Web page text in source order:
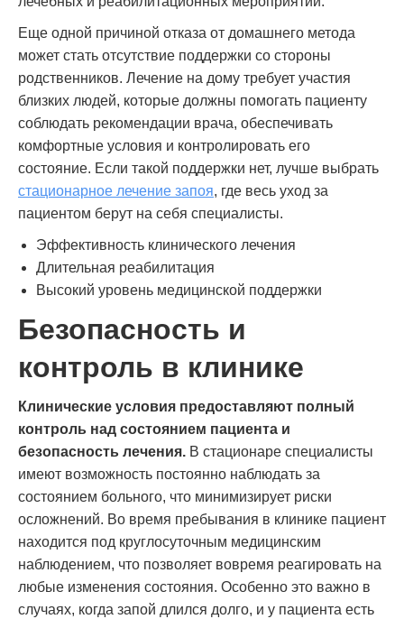
Еще одной причиной отказа от домашнего метода
может стать отсутствие поддержки со стороны
родственников. Лечение на дому требует участия
близких людей, которые должны помогать пациенту
соблюдать рекомендации врача, обеспечивать
комфортные условия и контролировать его
состояние. Если такой поддержки нет, лучше выбрать
стационарное лечение запоя, где весь уход за
пациентом берут на себя специалисты.
Эффективность клинического лечения
Длительная реабилитация
Высокий уровень медицинской поддержки
Безопасность и
контроль в клинике
Клинические условия предоставляют полный
контроль над состоянием пациента и
безопасность лечения. В стационаре специалисты
имеют возможность постоянно наблюдать за
состоянием больного, что минимизирует риски
осложнений. Во время пребывания в клинике пациент
находится под круглосуточным медицинским
наблюдением, что позволяет вовремя реагировать на
любые изменения состояния. Особенно это важно в
случаях, когда запой длился долго, и у пациента есть